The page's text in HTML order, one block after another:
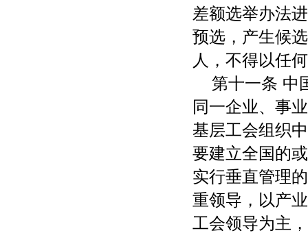
差额选举办法
预选，产生候
人，不得以任
第十一条 中
同一企业、事
基层工会组织
要建立全国的
实行垂直管理
重领导，以产
工会领导为主